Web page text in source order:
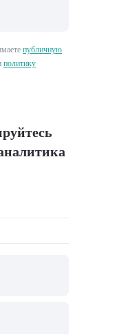
публичную
политику